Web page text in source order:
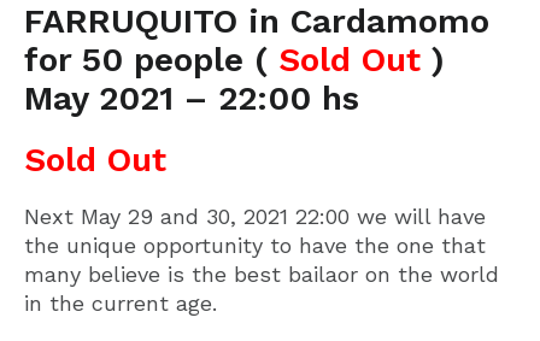
FARRUQUITO in Cardamomo
for 50 people ( Sold Out )
May 2021 – 22:00 hs
Sold Out
Next May 29 and 30, 2021 22:00 we will have
the unique opportunity to have the one that
many believe is the best bailaor on the world
in the current age.